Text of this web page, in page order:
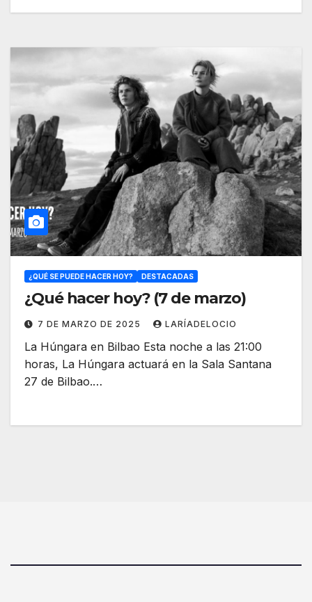
¿QUÉ SE PUEDE HACER HOY? DESTACADAS
¿Qué hacer hoy? (7 de marzo)
7 DE MARZO DE 2025 LARÍADELOCIO
La Húngara en Bilbao Esta noche a las 21:00
horas, La Húngara actuará en la Sala Santana
27 de Bilbao.…